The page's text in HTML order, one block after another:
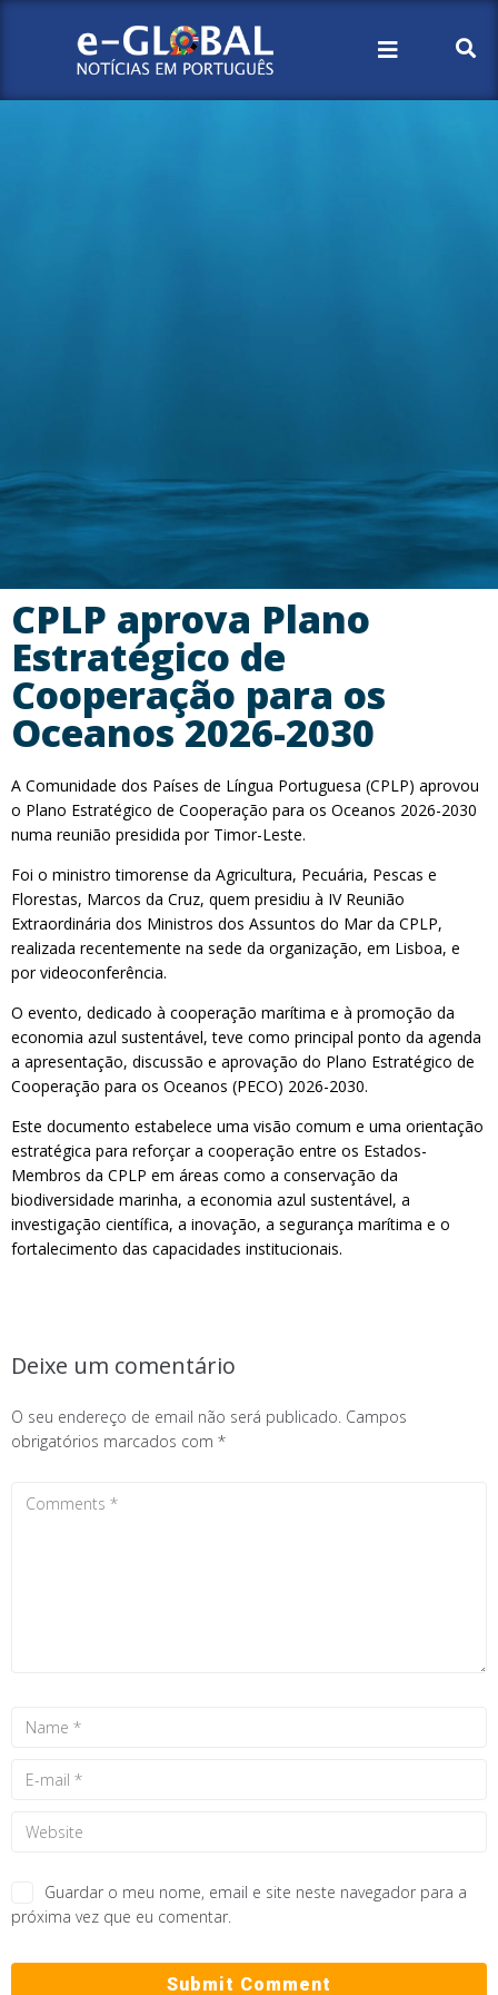
CPLP aprova Plano
Estratégico de
Cooperação para os
Oceanos 2026-2030
A Comunidade dos Países de Língua Portuguesa (CPLP) aprovou
o Plano Estratégico de Cooperação para os Oceanos 2026-2030
numa reunião presidida por Timor-Leste.
Foi o ministro timorense da Agricultura, Pecuária, Pescas e
Florestas, Marcos da Cruz, quem presidiu à IV Reunião
Extraordinária dos Ministros dos Assuntos do Mar da CPLP,
realizada recentemente na sede da organização, em Lisboa, e
por videoconferência.
O evento, dedicado à cooperação marítima e à promoção da
economia azul sustentável, teve como principal ponto da agenda
a apresentação, discussão e aprovação do Plano Estratégico de
Cooperação para os Oceanos (PECO) 2026-2030.
Este documento estabelece uma visão comum e uma orientação
estratégica para reforçar a cooperação entre os Estados-
Membros da CPLP em áreas como a conservação da
biodiversidade marinha, a economia azul sustentável, a
investigação científica, a inovação, a segurança marítima e o
fortalecimento das capacidades institucionais.
Deixe um comentário
O seu endereço de email não será publicado. Campos
obrigatórios marcados com *
Guardar o meu nome, email e site neste navegador para a
próxima vez que eu comentar.